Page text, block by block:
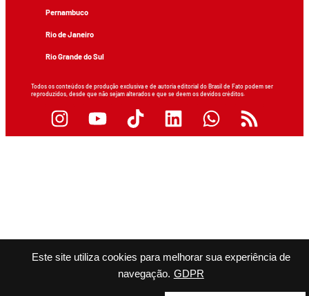
Este site utiliza cookies para melhorar sua experiência de
navegação. GDPR
Pernambuco
Rio de Janeiro
Rio Grande do Sul
Todos os conteúdos de produção exclusiva e de autoria editorial do Brasil de Fato podem ser
reproduzidos, desde que não sejam alterados e que se deem os devidos créditos.